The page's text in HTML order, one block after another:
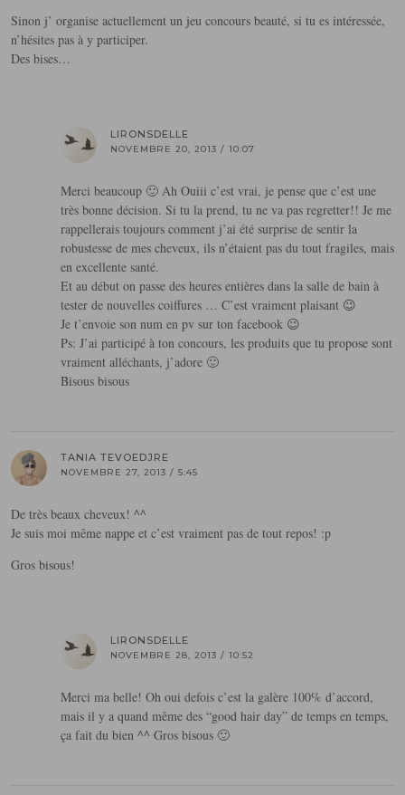
Sinon j’ organise actuellement un jeu concours beauté, si tu es intéressée,
n’hésites pas à y participer.
Des bises…
LIRONSDELLE
NOVEMBRE 20, 2013 / 10:07
Merci beaucoup 🙂 Ah Ouiii c’est vrai, je pense que c’est une
très bonne décision. Si tu la prend, tu ne va pas regretter!! Je me
rappellerais toujours comment j’ai été surprise de sentir la
robustesse de mes cheveux, ils n’étaient pas du tout fragiles, mais
en excellente santé.
Et au début on passe des heures entières dans la salle de bain à
tester de nouvelles coiffures … C’est vraiment plaisant 😉
Je t’envoie son num en pv sur ton facebook 😉
Ps: J’ai participé à ton concours, les produits que tu propose sont
vraiment alléchants, j’adore 🙂
Bisous bisous
TANIA TEVOEDJRE
NOVEMBRE 27, 2013 / 5:45
De très beaux cheveux! ^^
Je suis moi même nappe et c’est vraiment pas de tout repos! :p
Gros bisous!
LIRONSDELLE
NOVEMBRE 28, 2013 / 10:52
Merci ma belle! Oh oui defois c’est la galère 100% d’accord,
mais il y a quand même des “good hair day” de temps en temps,
ça fait du bien ^^ Gros bisous 🙂